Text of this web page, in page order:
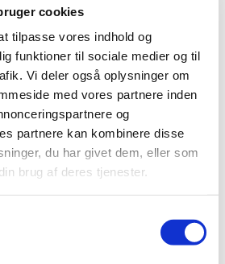
cookies
tilpasse vores indhold og
funktioner til sociale medier og til
Vi deler også oplysninger om
med vores partnere inden
og
partnere kan kombinere disse
du har givet dem, eller som
brug af deres tjenester.